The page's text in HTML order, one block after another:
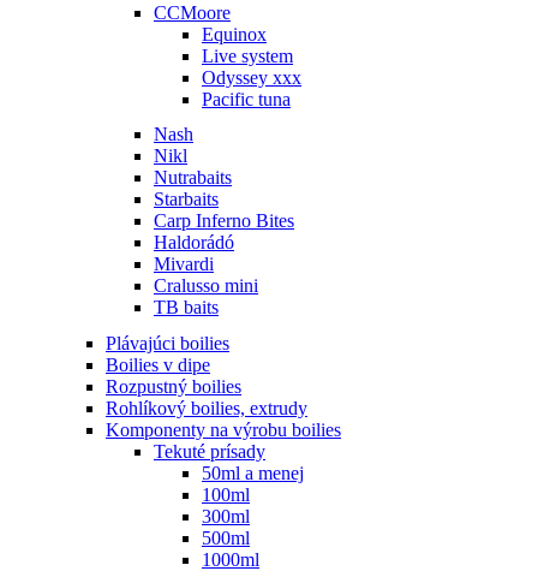
CCMoore
Equinox
Live system
Odyssey xxx
Pacific tuna
Nash
Nikl
Nutrabaits
Starbaits
Carp Inferno Bites
Haldorádó
Mivardi
Cralusso mini
TB baits
Plávajúci boilies
Boilies v dipe
Rozpustný boilies
Rohlíkový boilies, extrudy
Komponenty na výrobu boilies
Tekuté prísady
50ml a menej
100ml
300ml
500ml
1000ml